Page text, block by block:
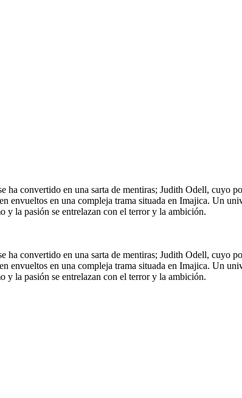
convertido en una sarta de mentiras; Judith Odell, cuyo
envueltos en una compleja trama situada en Imajica. Un
y la pasión se entrelazan con el terror y la ambición.
convertido en una sarta de mentiras; Judith Odell, cuyo
envueltos en una compleja trama situada en Imajica. Un
y la pasión se entrelazan con el terror y la ambición.